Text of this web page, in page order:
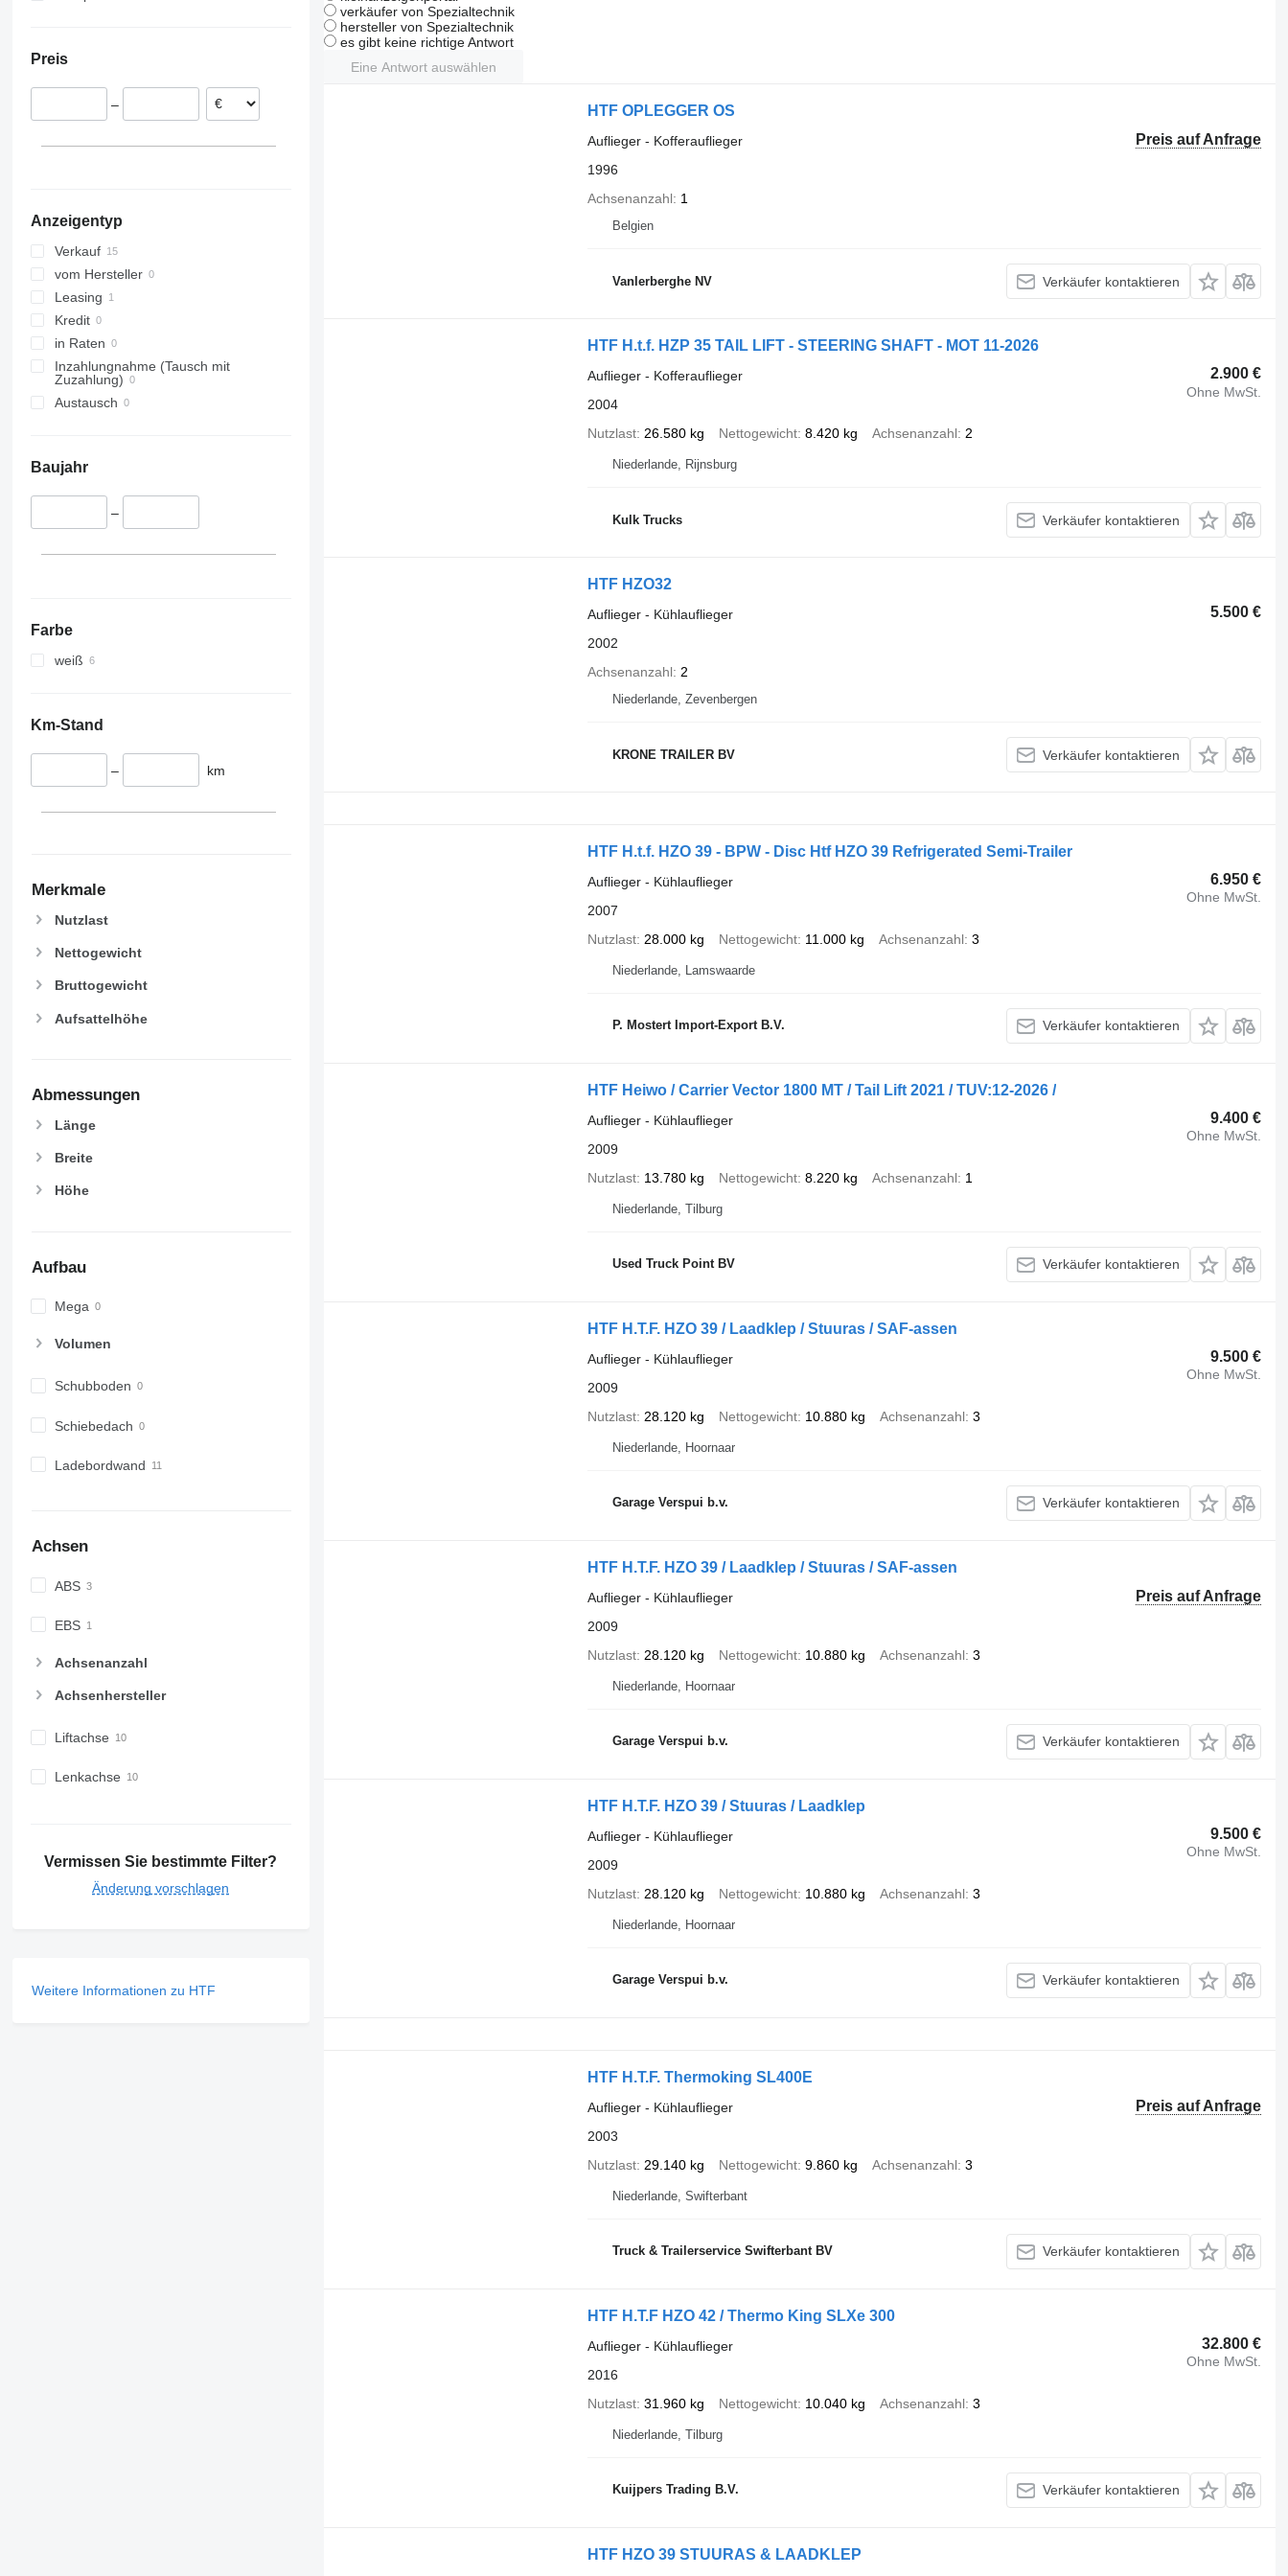
Preis
–
Anzeigentyp
Verkauf
vom Hersteller
Leasing
Kredit
in Raten
Inzahlungnahme (Tausch mit
Zuzahlung)
Austausch
Baujahr
–
Farbe
weiß
Km-Stand
– km
Merkmale
Nutzlast
Nettogewicht
Bruttogewicht
Aufsattelhöhe
Abmessungen
Länge
Breite
Höhe
Aufbau
Mega
Volumen
Schubboden
Schiebedach
Ladebordwand
Achsen
ABS
EBS
Achsenanzahl
Achsenhersteller
Liftachse
Lenkachse
Vermissen Sie bestimmte Filter?
Änderung vorschlagen
Weitere Informationen zu HTF
verkäufer von Spezialtechnik
hersteller von Spezialtechnik
es gibt keine richtige Antwort
Eine Antwort auswählen
HTF OPLEGGER OS
Preis auf Anfrage
Auflieger - Kofferauflieger
1996
Achsenanzahl 1
Belgien
Vanlerberghe NV Verkäufer kontaktieren
HTF H.t.f. HZP 35 TAIL LIFT - STEERING SHAFT - MOT 11-2026
2.900 €
Ohne MwSt.
Auflieger - Kofferauflieger
2004
Nutzlast 26.580 kg Nettogewicht 8.420 kg Achsenanzahl 2
Niederlande, Rijnsburg
Kulk Trucks Verkäufer kontaktieren
HTF HZO32
5.500 €
Auflieger - Kühlauflieger
2002
Achsenanzahl 2
Niederlande, Zevenbergen
KRONE TRAILER BV Verkäufer kontaktieren
HTF H.t.f. HZO 39 - BPW - Disc Htf HZO 39 Refrigerated Semi-Trailer
6.950 €
Ohne MwSt.
Auflieger - Kühlauflieger
2007
Nutzlast 28.000 kg Nettogewicht 11.000 kg Achsenanzahl 3
Niederlande, Lamswaarde
P. Mostert Import-Export B.V. Verkäufer kontaktieren
HTF Heiwo / Carrier Vector 1800 MT / Tail Lift 2021 / TUV:12-2026 /
9.400 €
Ohne MwSt.
Auflieger - Kühlauflieger
2009
Nutzlast 13.780 kg Nettogewicht 8.220 kg Achsenanzahl 1
Niederlande, Tilburg
Used Truck Point BV Verkäufer kontaktieren
HTF H.T.F. HZO 39 / Laadklep / Stuuras / SAF-assen
9.500 €
Ohne MwSt.
Auflieger - Kühlauflieger
2009
Nutzlast 28.120 kg Nettogewicht 10.880 kg Achsenanzahl 3
Niederlande, Hoornaar
Garage Verspui b.v. Verkäufer kontaktieren
HTF H.T.F. HZO 39 / Laadklep / Stuuras / SAF-assen
Preis auf Anfrage
Auflieger - Kühlauflieger
2009
Nutzlast 28.120 kg Nettogewicht 10.880 kg Achsenanzahl 3
Niederlande, Hoornaar
Garage Verspui b.v. Verkäufer kontaktieren
HTF H.T.F. HZO 39 / Stuuras / Laadklep
9.500 €
Ohne MwSt.
Auflieger - Kühlauflieger
2009
Nutzlast 28.120 kg Nettogewicht 10.880 kg Achsenanzahl 3
Niederlande, Hoornaar
Garage Verspui b.v. Verkäufer kontaktieren
HTF H.T.F. Thermoking SL400E
Preis auf Anfrage
Auflieger - Kühlauflieger
2003
Nutzlast 29.140 kg Nettogewicht 9.860 kg Achsenanzahl 3
Niederlande, Swifterbant
Truck & Trailerservice Swifterbant BV Verkäufer kontaktieren
HTF H.T.F HZO 42 / Thermo King SLXe 300
32.800 €
Ohne MwSt.
Auflieger - Kühlauflieger
2016
Nutzlast 31.960 kg Nettogewicht 10.040 kg Achsenanzahl 3
Niederlande, Tilburg
Kuijpers Trading B.V. Verkäufer kontaktieren
HTF HZO 39 STUURAS & LAADKLEP